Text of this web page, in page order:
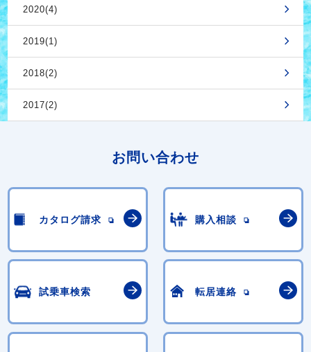
2020(4)
2019(1)
2018(2)
2017(2)
お問い合わせ
カタログ請求 購入相談
試乗車検索 転居連絡